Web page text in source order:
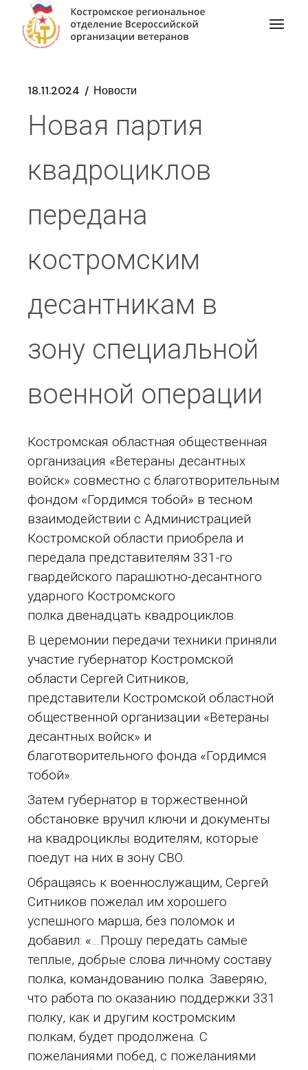
18.11.2024 Новости
Новая партия
квадроциклов
передана
костромским
десантникам в
зону специальной
военной операции
Костромская областная общественная
организация «Ветераны десантных
войск» совместно с благотворительным
фондом «Гордимся тобой» в тесном
взаимодействии с Администрацией
Костромской области приобрела и
передала представителям 331-го
гвардейского парашютно-десантного
ударного Костромского
полка двенадцать квадроциклов.
В церемонии передачи техники приняли
участие губернатор Костромской
области Сергей Ситников,
представители Костромской областной
общественной организации «Ветераны
десантных войск» и
благотворительного фонда «Гордимся
тобой».
Затем губернатор в торжественной
обстановке вручил ключи и документы
на квадроциклы водителям, которые
поедут на них в зону СВО.
Обращаясь к военнослужащим, Сергей
Ситников пожелал им хорошего
успешного марша, без поломок и
добавил: «…Прошу передать самые
теплые, добрые слова личному составу
полка, командованию полка. Заверяю,
что работа по оказанию поддержки 331
полку, как и другим костромским
полкам, будет продолжена. С
пожеланиями побед, с пожеланиями